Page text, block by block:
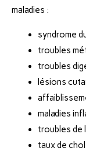
maladies :
syndrome
troubles
troubles
lésions
maladies
troubles de
taux de